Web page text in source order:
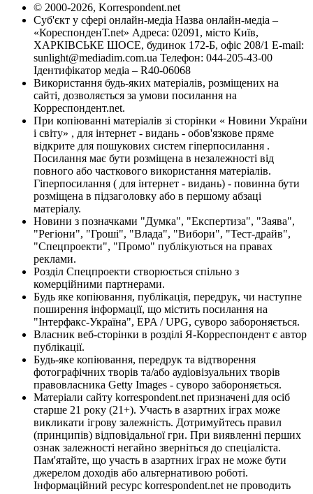
© 2000-2026, Korrespondent.net
Суб'єкт у сфері онлайн-медіа Назва онлайн-медіа –
«КореспонденТ.net» Адреса: 02091, місто Київ,
ХАРКІВСЬКЕ ШОСЕ, будинок 172-Б, офіс 208/1 E-mail:
sunlight@mediadim.com.ua Телефон: 044-205-43-00
Ідентифікатор медіа – R40-06068
Використання будь-яких матеріалів, розміщених на
сайті, дозволяється за умови посилання на
Корреспондент.net.
При копіюванні матеріалів зі сторінки « Новини України
і світу» , для інтернет - видань - обов'язкове пряме
відкрите для пошукових систем гіперпосилання .
Посилання має бути розміщена в незалежності від
повного або часткового використання матеріалів.
Гіперпосилання ( для інтернет - видань) - повинна бути
розміщена в підзаголовку або в першому абзаці
матеріалу.
Новини з позначками "Думка", "Експертиза", "Заява",
"Регіони", "Гроші", "Влада", "Вибори", "Тест-драйв",
"Спецпроекти", "Промо" публікуються на правах
реклами.
Розділ Спецпроекти створюється спільно з
комерційними партнерами.
Будь яке копіювання, публікація, передрук, чи наступне
поширення інформації, що містить посилання на
"Інтерфакс-Україна", EPA / UPG, суворо забороняється.
Власник веб-сторінки в розділі Я-Корреспондент є автор
публікації.
Будь-яке копіювання, передрук та відтворення
фотографічних творів та/або аудіовізуальних творів
правовласника Getty Images - суворо забороняється.
Матеріали сайту korrespondent.net призначені для осіб
старше 21 року (21+). Участь в азартних іграх може
викликати ігрову залежність. Дотримуйтесь правил
(принципів) відповідальної гри. При виявленні перших
ознак залежності негайно зверніться до спеціаліста.
Пам'ятайте, що участь в азартних іграх не може бути
джерелом доходів або альтернативою роботі.
Інформаційний ресурс korrespondent.net не проводить